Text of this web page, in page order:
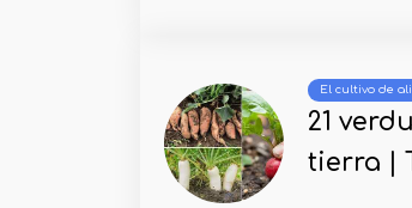
El cultivo de
21
tierra |